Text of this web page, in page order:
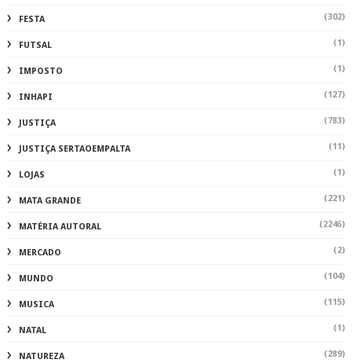
FESTA (302)
FUTSAL (1)
IMPOSTO (1)
INHAPI (127)
JUSTIÇA (783)
JUSTIÇA SERTAOEMPALTA (11)
LOJAS (1)
MATA GRANDE (221)
MATÉRIA AUTORAL (2246)
MERCADO (2)
MUNDO (104)
MUSICA (115)
NATAL (1)
NATUREZA (289)